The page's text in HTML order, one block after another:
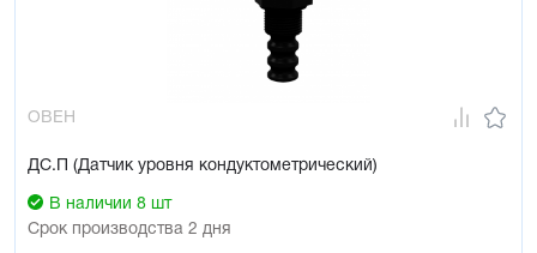
ОВЕН
ДС.П (Датчик уровня кондуктометрический)
В наличии 8 шт
Срок производства 2 дня